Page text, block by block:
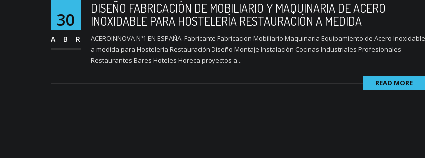
30
ABR
DISEÑO FABRICACIÓN DE MOBILIARIO Y MAQUINARIA DE ACERO
INOXIDABLE PARA HOSTELERÍA RESTAURACIÓN A MEDIDA
ACEROINNOVA Nº1 EN ESPAÑA. Fabricante Fabricacion Mobiliario Maquinaria Equipamiento de Acero Inoxidable
a medida para Hostelería Restauración Diseño Montaje Instalación Cocinas Industriales Profesionales
Restaurantes Bares Hoteles Horeca proyectos a...
READ MORE